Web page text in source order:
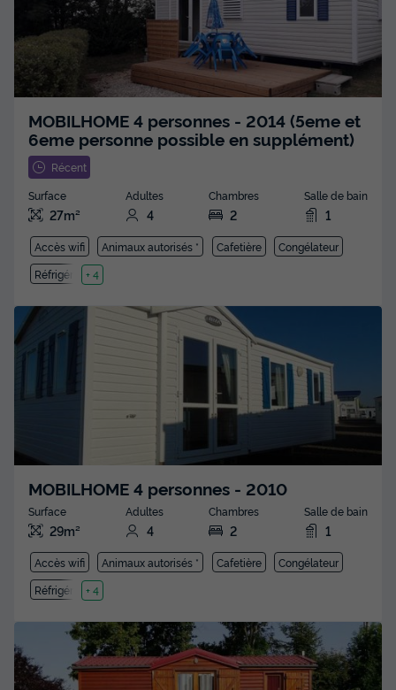
MOBILHOME 4 personnes - 2014 (5eme et
6eme personne possible en supplément)
Récent
Surface
27m²
Adultes
4
Chambres
2
Salle de bain
1
Accès wifi Animaux autorisés * Cafetière
Congélateur
Réfrigérateur
+ 4
MOBILHOME 4 personnes - 2010
Surface
29m²
Adultes
4
Chambres
2
Salle de bain
1
Accès wifi Animaux autorisés * Cafetière
Congélateur
Réfrigérateur
+ 4